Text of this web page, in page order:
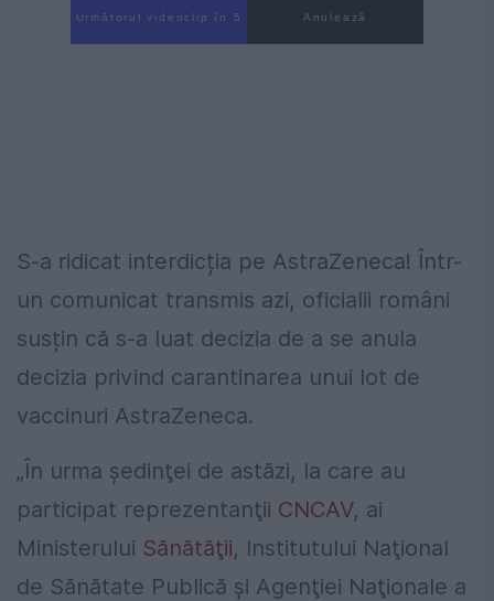
Următorul videoclip în 4 Anulează
S-a ridicat interdicția pe AstraZeneca! Într-
un comunicat transmis azi, oficialii români
susțin că s-a luat decizia de a se anula
decizia privind carantinarea unui lot de
vaccinuri AstraZeneca.
„În urma şedinţei de astăzi, la care au
participat reprezentanţii CNCAV, ai
Ministerului Sănătăţii, Institutului Naţional
de Sănătate Publică şi Agenţiei Naţionale a